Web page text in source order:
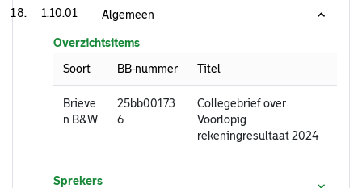
1.10.01 Algemeen
Overzichtsitems
Soort
BB-nummer Titel
Brieve
n B&W
25bb00173
6
Collegebrief over
Voorlopig
rekeningresultaat 2024
Sprekers